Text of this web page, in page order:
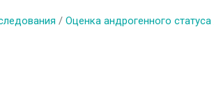
/ Оценка андрогенного статуса